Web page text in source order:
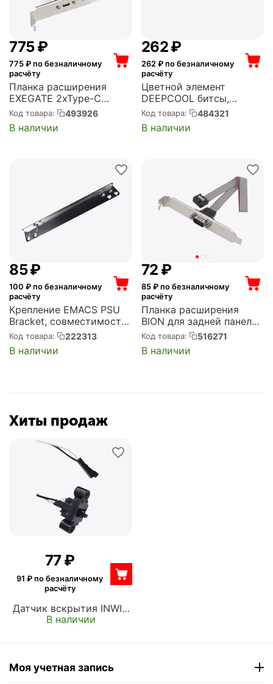
‍775‍₽
775 ₽ по безналичному
расчёту
Планка расширения
EXEGATE 2xType-C
SuperSpeed+
BrctUSB32E-2C (USB3.2
Gen2 2xType-E 20Pin
скорость до 10 Гбит/с, ...
Код товара: 493926
В наличии
‍262‍₽
262₽ по безналичному
расчёту
Цветной элемент
DEEPCOOL битсы,
фиолетовый, для
оформления корпуса, R-
PIXEL-TV100-G-1, 100шт
Код товара: 484321
В наличии
‍85‍₽
100 ₽ по безналичному
расчёту
Крепление EMACS PSU
Bracket, совместимость
/Zippy (B300050226)
Код товара: 222313
В наличии
‍72‍ ₽
85₽ по безналичному
расчёту
Планка расширения
BION для задней панели
корпуса, 1xCOM DB9
Male, 30 см (BXP-MB-
1COM)
Код товара: 516271
В наличии
Хиты продаж
Датчик вскрытия INWIN
Intrusion switch sensor +
В наличии
‍77‍₽
91 ₽ по безналичному
расчёту
Моя учетная запись